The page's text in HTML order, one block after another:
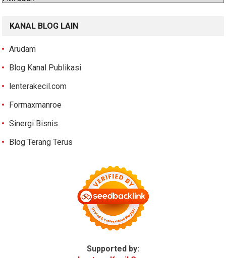
KANAL BLOG LAIN
Arudam
Blog Kanal Publikasi
lenterakecil.com
Formaxmanroe
Sinergi Bisnis
Blog Terang Terus
Supported by: